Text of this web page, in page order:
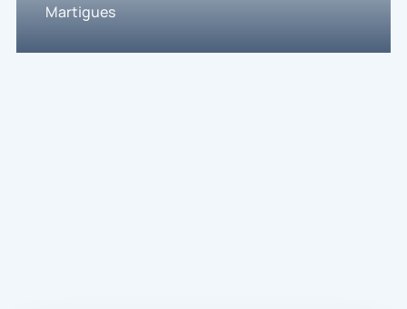
Martigues